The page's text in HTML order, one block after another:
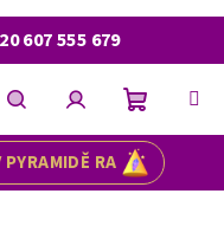
607 555 679
RA
HledatPřihlášeníNákupní